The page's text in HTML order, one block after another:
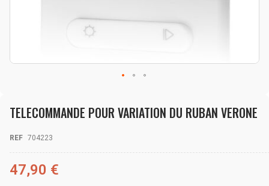
the
beginning
the
TELECOMMANDE POUR VARIATION DU RUBAN VERONE
REF 704223
47,90 €